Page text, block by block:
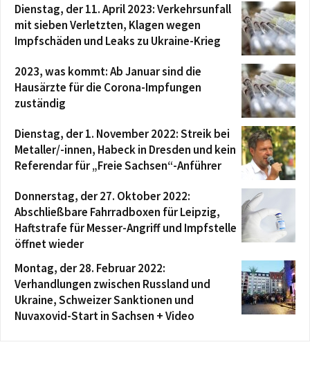
Dienstag, der 11. April 2023: Verkehrsunfall
mit sieben Verletzten, Klagen wegen
Impfschäden und Leaks zu Ukraine-Krieg
2023, was kommt: Ab Januar sind die
Hausärzte für die Corona-Impfungen
zuständig
Dienstag, der 1. November 2022: Streik bei
Metaller/-innen, Habeck in Dresden und kein
Referendar für „Freie Sachsen“-Anführer
Donnerstag, der 27. Oktober 2022:
Abschließbare Fahrradboxen für Leipzig,
Haftstrafe für Messer-Angriff und Impfstelle
öffnet wieder
Montag, der 28. Februar 2022:
Verhandlungen zwischen Russland und
Ukraine, Schweizer Sanktionen und
Nuvaxovid-Start in Sachsen + Video